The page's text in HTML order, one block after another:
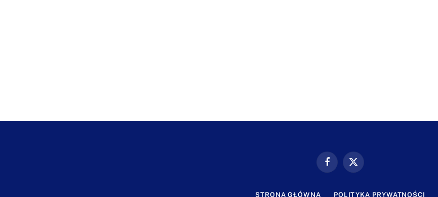
FacebookX
STRONA GŁÓWNA POLITYKA PRYWATNOŚCI